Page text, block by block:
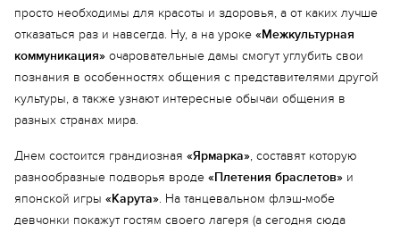
просто необходимы для красоты и здоровья, а от каких лучше
отказаться раз и навсегда. Ну, а на уроке «Межкультурная
коммуникация» очаровательные дамы смогут углубить свои
познания в особенностях общения с представителями другой
культуры, а также узнают интересные обычаи общения в
разных странах мира.
Днем состоится грандиозная «Ярмарка», составят которую
разнообразные подворья вроде «Плетения браслетов» и
японской игры «Карута». На танцевальном флэш-мобе
девчонки покажут гостям своего лагеря (а сегодня сюда